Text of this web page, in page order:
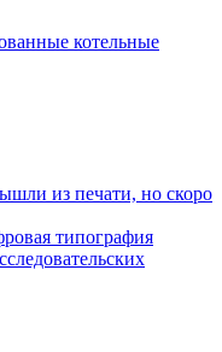
котельные
из печати, но скоро
типография